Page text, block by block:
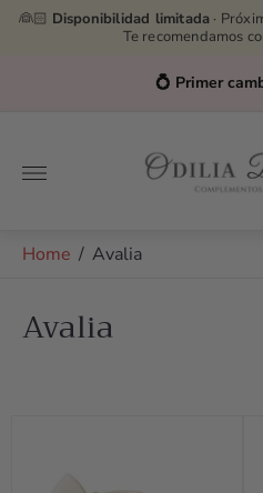
👰🏻 Disponibilidad limitada ·
Te recomendamos
💍 Primer
Home / Avalia
Avalia